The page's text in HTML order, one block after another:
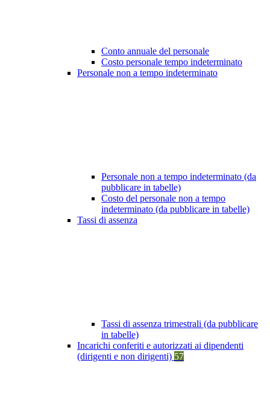
Conto annuale del personale
Costo personale tempo indeterminato
Personale non a tempo indeterminato
Personale non a tempo indeterminato (da
pubblicare in tabelle)
Costo del personale non a tempo
indeterminato (da pubblicare in tabelle)
Tassi di assenza
Tassi di assenza trimestrali (da pubblicare
in tabelle)
Incarichi conferiti e autorizzati ai dipendenti
(dirigenti e non dirigenti) 57